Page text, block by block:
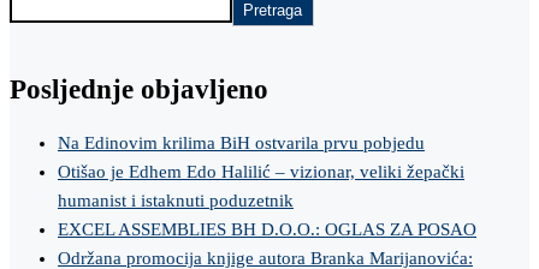
Pretraga
Posljednje objavljeno
Na Edinovim krilima BiH ostvarila prvu pobjedu
Otišao je Edhem Edo Halilić – vizionar, veliki žepački
humanist i istaknuti poduzetnik
EXCEL ASSEMBLIES BH D.O.O.: OGLAS ZA POSAO
Održana promocija knjige autora Branka Marijanovića: